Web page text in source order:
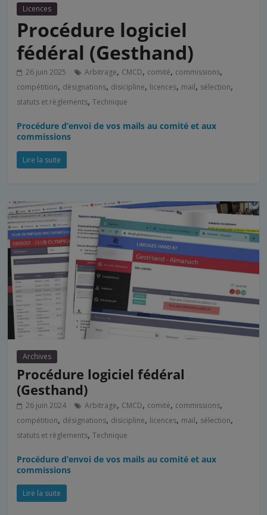
Licences
Procédure logiciel
fédéral (Gesthand)
26 juin 2025 Arbitrage, CMCD, comité, commissions,
compétition, désignations, disicipline, licences, mail, sélection,
statuts et règlements,Technique
Procédure d’envoi de vos mails au comité et aux
commissions
Lire la suite
Archives
Procédure logiciel fédéral
(Gesthand)
26 juin 2024 Arbitrage, CMCD, comité, commissions,
compétition, désignations, disicipline, licences, mail, sélection,
statuts et règlements,Technique
Procédure d’envoi de vos mails au comité et aux
commissions
Lire la suite